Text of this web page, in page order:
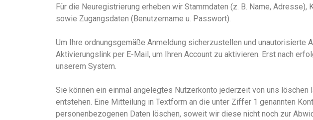
Für die Neuregistrierung erheben wir Stammdaten (z. B. Name, Adresse),
sowie Zugangsdaten (Benutzername u. Passwort).
Um Ihre ordnungsgemäße Anmeldung sicherzustellen und unautorisierte
Aktivierungslink per E-Mail, um Ihren Account zu aktivieren. Erst nach
unserem System.
Sie können ein einmal angelegtes Nutzerkonto jederzeit von uns
entstehen. Eine Mitteilung in Textform an die unter Ziffer 1 genannten
personenbezogenen Daten löschen, soweit wir diese nicht noch zur